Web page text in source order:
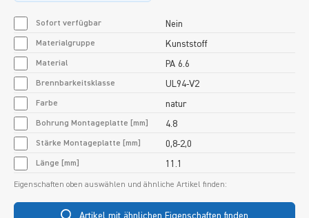
Sofort verfügbar Nein
Materialgruppe Kunststoff
Material PA 6.6
Brennbarkeitsklasse UL94-V2
Farbe natur
Bohrung Montageplatte [mm] 4.8
Stärke Montageplatte [mm] 0,8-2,0
Länge [mm] 11.1
Eigenschaften oben auswählen und ähnliche Artikel finden:
Artikel mit ähnlichen Eigenschaften finden